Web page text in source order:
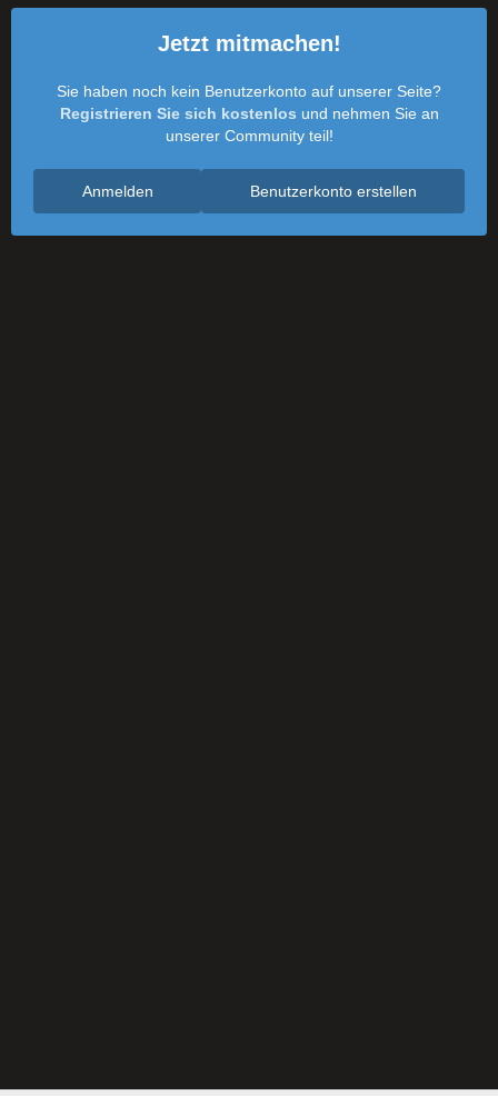
Jetzt mitmachen!
Sie haben noch kein Benutzerkonto auf unserer Seite?
Registrieren Sie sich kostenlos und nehmen Sie an
unserer Community teil!
Benutzerkonto erstellen
Anmelden